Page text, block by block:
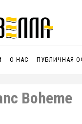
О НАС ПУБЛИЧНАЯ
Boheme